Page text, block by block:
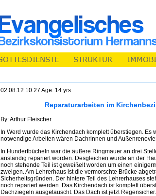
02.08.12 10:27 Age: 14 yrs
Reparaturarbeiten im
By: Arthur Fleischer
In Werd wurde das Kirchendach komplett überstiegen. Es
notwendige Arbeiten wären Dachrinnen und
In Hundertbücheln war die äußere Ringmauer an drei
anständig repariert worden. Desgleichen wurde an der
noch stehende Teil ist geweißelt worden um einen
zweigen. Am Lehrerhaus ist die vermorschte Brücke
Sicherheitsgründen. Der hintere Teil des Lehrerhauses
noch repariert werden. Das Kirchendach ist komplett
Dachziegeln ausgetauscht. Das Dach ist jetzt Regensicher.